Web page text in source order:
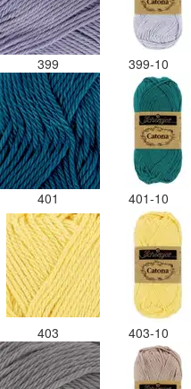
399 399-10
401 401-10
403 403-10